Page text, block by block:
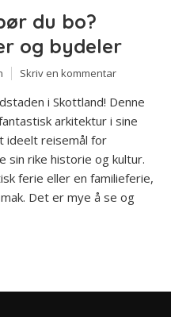
du bo?
og bydeler
Skriv en kommentar
i Skottland! Denne
arkitektur i sine
ideelt reisemål for
sin rike historie og kultur.
ferie eller en familieferie,
Det er mye å se og